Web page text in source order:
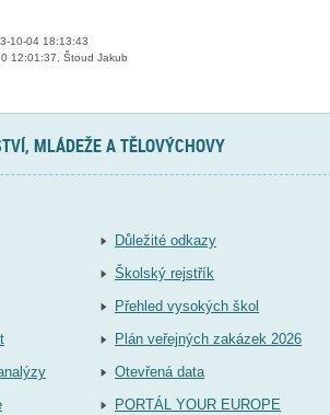
10-04 18:13:43
12:01:37, Štoud Jakub
MLÁDEŽE A TĚLOVÝCHOVY
Důležité odkazy
Školský rejstřík
Přehled vysokých škol
Plán veřejných zakázek 2026
Otevřená data
PORTÁL YOUR EUROPE